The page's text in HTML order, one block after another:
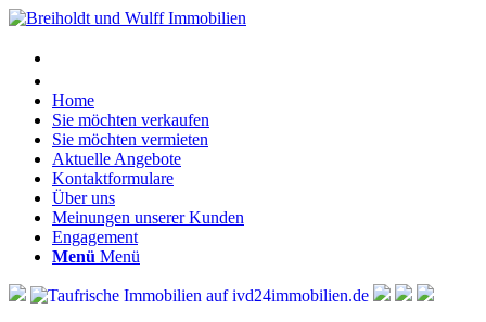
Home
Sie möchten verkaufen
Sie möchten vermieten
Aktuelle Angebote
Kontaktformulare
Über uns
Meinungen unserer Kunden
Engagement
Menü Menü